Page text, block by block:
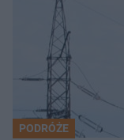
PODRÓŻE